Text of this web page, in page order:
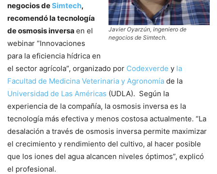
Javier Oyarzún, ingeniero de
negocios de Simtech.
negocios deSimtech,
recomendó la tecnología
de osmosis inversa en el
webinar “Innovaciones
para la eficiencia hídrica en
el sector agrícola”, organizado por Codexverde y la
Facultad de Medicina Veterinaria y Agronomía de la
Universidad de Las Américas (UDLA). Según la
experiencia de la compañía, la osmosis inversa es la
tecnología más efectiva y menos costosa actualmente. “La
desalación a través de osmosis inversa permite maximizar
el crecimiento y rendimiento del cultivo, al hacer posible
que los iones del agua alcancen niveles óptimos”, explicó
el profesional.